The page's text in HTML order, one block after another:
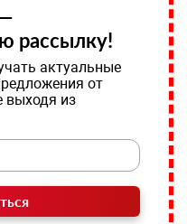
рассылку!
актуальные
от
выходя из